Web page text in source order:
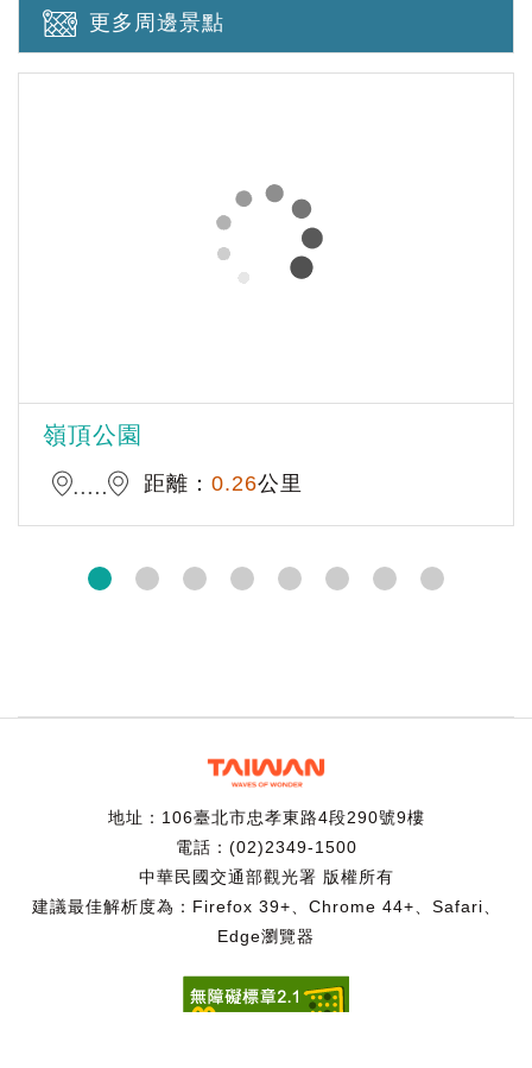
更多周邊景點
嶺頂公園
距離： 0.26公里
地址：106臺北市忠孝東路4段290號9樓
電話：(02)2349-1500
中華民國交通部觀光署 版權所有
建議最佳解析度為：Firefox 39+、Chrome 44+、Safari、
Edge瀏覽器